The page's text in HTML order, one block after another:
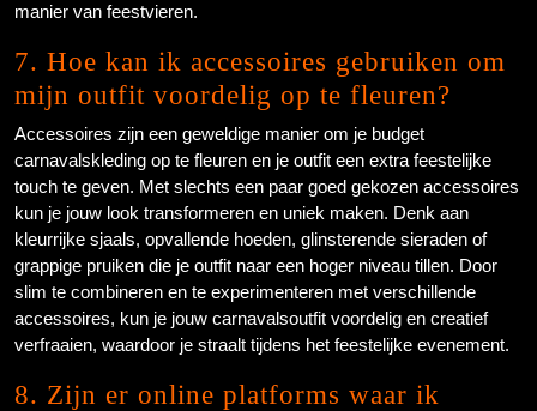
manier van feestvieren.
7. Hoe kan ik accessoires gebruiken om
mijn outfit voordelig op te fleuren?
Accessoires zijn een geweldige manier om je budget
carnavalskleding op te fleuren en je outfit een extra feestelijke
touch te geven. Met slechts een paar goed gekozen accessoires
kun je jouw look transformeren en uniek maken. Denk aan
kleurrijke sjaals, opvallende hoeden, glinsterende sieraden of
grappige pruiken die je outfit naar een hoger niveau tillen. Door
slim te combineren en te experimenteren met verschillende
accessoires, kun je jouw carnavalsoutfit voordelig en creatief
verfraaien, waardoor je straalt tijdens het feestelijke evenement.
8. Zijn er online platforms waar ik